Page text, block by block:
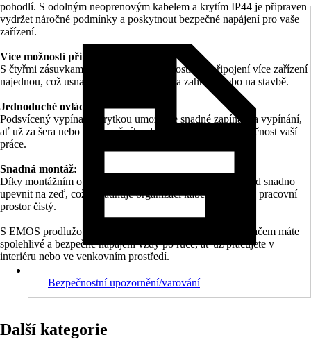
pohodlí. S odolným neoprenovým kabelem a krytím IP44 je připraven
vydržet náročné podmínky a poskytnout bezpečné napájení pro vaše
zařízení.
Více možností připojení:
S čtyřmi zásuvkami máte dostatek možností pro připojení více zařízení
najednou, což usnadňuje práci v dílně, na zahradě nebo na stavbě.
Jednoduché ovládání:
Podsvícený vypínač s krytkou umožňuje snadné zapínání a vypínání,
ať už za šera nebo za slunečného dne, a zvyšuje tak bezpečnost vaší
práce.
Snadná montáž:
Díky montážním otvorům na zásuvkové liště můžete přívod snadno
upevnit na zeď, což usnadňuje organizaci kabelů a udržuje pracovní
prostor čistý.
S EMOS prodlužovacím přívodem s 4 zásuvkami a vypínačem máte
spolehlivé a bezpečné napájení vždy po ruce, ať už pracujete v
interiéru nebo ve venkovním prostředí.
Bezpečnostní upozornění/varování
Další kategorie